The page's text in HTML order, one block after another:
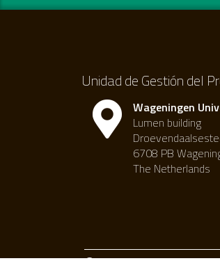
Unidad de Gestión del
Wageningen
Lumen building
6708 PB
The Netherlands
Licencia Internacional